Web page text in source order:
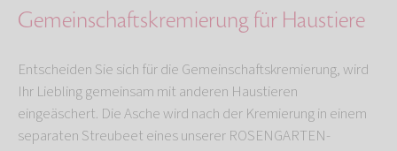
Gemeinschaftskremierung für Haustiere
Entscheiden Sie sich für die Gemeinschaftskremierung, wird
Ihr Liebling gemeinsam mit anderen Haustieren
eingeäschert. Die Asche wird nach der Kremierung in einem
separaten Streubeet eines unserer ROSENGARTEN-